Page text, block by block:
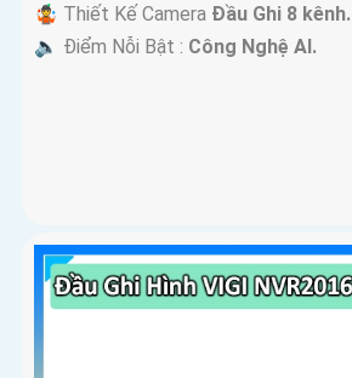
🤹 Thiết Kế Camera Đầu Ghi 8 kênh.
️🔈 Điểm Nỗi Bật : Công Nghệ AI.